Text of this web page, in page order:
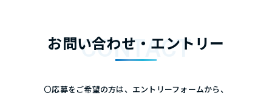
お問い合わせ・エントリー
〇応募をご希望の方は、エントリーフォームから、